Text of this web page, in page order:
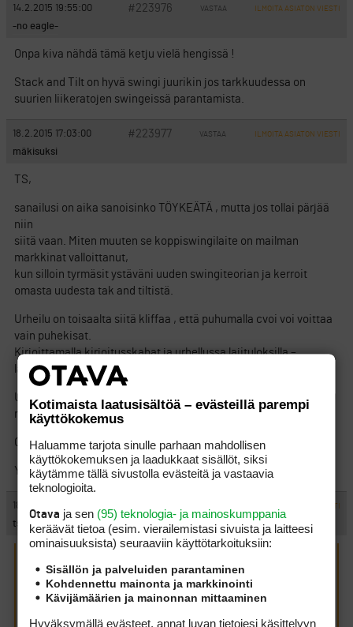
14.2.2015 19:55:00 #223976 VASTAA ILMOITA ASIATON VIESTI
-no eagle-
Onpa kiva nähdä tämä ketju vielä hengissä !
Stack and Tilt on hyvä swingi juurikin jos tarkkuudessa on
suurien liikeratojen swingeissä parantamista.
18.2.2015 17:03:00 #223977 VASTAA ILMOITA ASIATON VIESTI
mäkisuksi
TS,
sanailusi on aika sanoisinko TÖYKEÄTÄ , mutta jos tollai pärjää
niin
siitä vaan. Miten muuten se koppiswingilaite on mailman
markkinat valloittanut,
kun silloin tyrmäsit ystäväni uuden swingiteorian ja kerroit
omasta uudesta tak and tiltistä.
Urheilu on toisaalta siitä kliffaa , että puhumalla cvoi voi voittaa
vain puhekisat.
Kirjoittamalla kirjoitusskabat ja urhellussa lajituloksilla –
lajikisat.
Urheilu muuten tulee urheista miehistä , jot uskalsivat hypätä
mäkeä.
Olin 5 v veks ja mikään ei oo muuttunut.
Ystävänpäiväkin meni – mutta sitä voi olla frendi iga paev.
18.2.2015 21:35:00 ILMOITA ASIATON VIESTI
ts
mäkisuksi kirjoitti:(18.2.2015 15:03:55)
TS,
sanailusi on aika sanoisinko TÖYKEÄTÄ , mutta jos tollai
pärjää niin
Kotimaista laatusisältöä – evästeillä parempi
käyttökokemus
Haluamme tarjota sinulle parhaan mahdollisen
käyttökokemuksen ja laadukkaat sisällöt, siksi
käytämme tällä sivustolla evästeitä ja vastaavia
teknologioita.
Otava ja sen (95) teknologia- ja mainoskumppania
keräävät tietoa (esim. vierailemis­tasi sivuista ja laitteesi
ominaisuuk­sista) seuraaviin käyttötarkoituksiin:
Sisällön ja palveluiden parantaminen
Kohdennettu mainonta ja markkinointi
Kävijämäärien ja mainonnan mittaaminen
Hyväksymällä evästeet, annat luvan tietojesi käsittelyyn